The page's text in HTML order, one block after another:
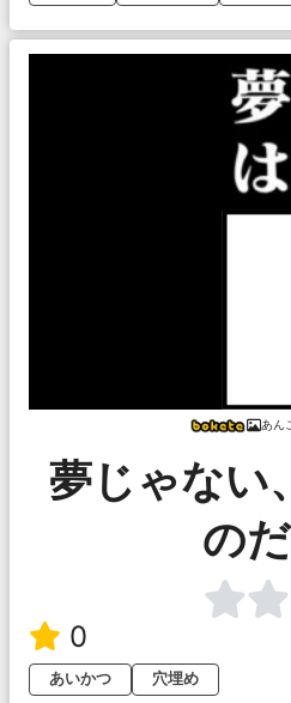
あん
夢じゃない
の
0
あいかつ
穴埋め